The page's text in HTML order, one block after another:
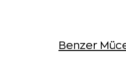
Benzer